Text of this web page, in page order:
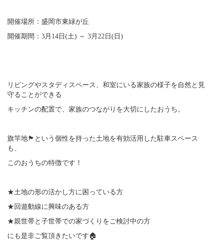
開催場所：盛岡市東緑が丘
開催期間：3月14日(土) ～ 3月22日(日)
リビングやスタディスペース、和室にいる家族の様子を自然と見
守ることができる
キッチンの配置で、家族のつながりを大切にしたおうち。
旗竿地🏴という個性を持った土地を有効活用した駐車スペース
も、
このおうちの特徴です！
★土地の形の活かし方に困っている方
★回遊動線に興味のある方
★親世帯と子世帯での家づくりをご検討中の方
にも是非ご覧頂きたいです🏠